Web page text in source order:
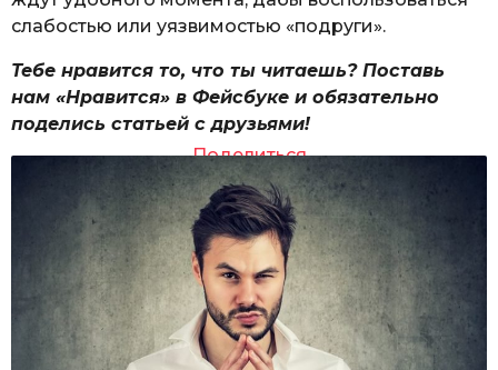
слабостью или уязвимостью «подруги».
Тебе нравится то, что ты читаешь? Поставь
нам «Нравится» в Фейсбуке и обязательно
поделись статьей с друзьями!
Поделиться